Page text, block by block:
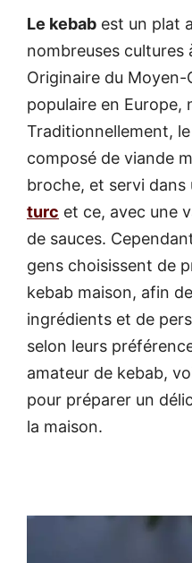
Le kebab est un plat
nombreuses cultures
Originaire du
populaire en Europe,
Traditionnellement,
composé de viande
broche, et servi dans
turc et ce, avec une
de sauces.
gens choisissent de
kebab maison, afin
ingrédients et de
selon leurs
amateur de kebab,
pour préparer un
la maison.